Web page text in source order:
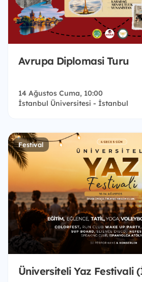
Avrupa Diplomasi Turu
14 Ağustos Cuma, 10:00
İstanbul Üniversitesi - İstanbul
Festival
Üniversiteli Yaz Festivali